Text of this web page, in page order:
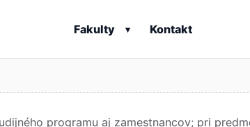
Fakulty ▾ Kontakt
programu aj zamestnancov; pri